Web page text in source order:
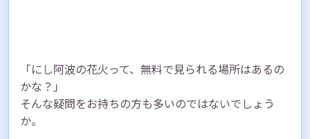
「にし阿波の花火って、無料で見られる場所はあるの
かな？」
そんな疑問をお持ちの方も多いのではないでしょう
か。